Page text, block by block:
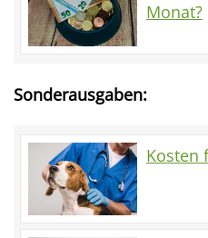
Monat?
Sonderausgaben:
Kosten